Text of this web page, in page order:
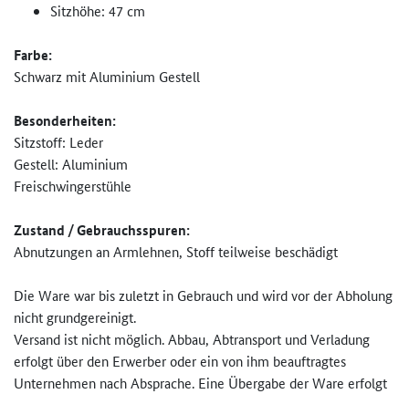
Sitzhöhe: 47 cm
Farbe:
Schwarz mit Aluminium Gestell
Besonderheiten:
Sitzstoff: Leder
Gestell: Aluminium
Freischwingerstühle
Zustand / Gebrauchsspuren:
Abnutzungen an Armlehnen, Stoff teilweise beschädigt
Die Ware war bis zuletzt in Gebrauch und wird vor der Abholung
nicht grundgereinigt.
Versand ist nicht möglich. Abbau, Abtransport und Verladung
erfolgt über den Erwerber oder ein von ihm beauftragtes
Unternehmen nach Absprache. Eine Übergabe der Ware erfolgt